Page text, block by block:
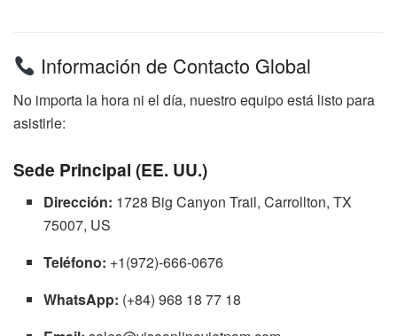
Información de Contacto Global
No importa la hora ni el día, nuestro equipo está listo para
asistirle:
Sede Principal (EE. UU.)
Dirección: 1728 Big Canyon Trail, Carrollton, TX
75007, US
Teléfono: +1(972)-666-0676
WhatsApp: (+84) 968 18 77 18